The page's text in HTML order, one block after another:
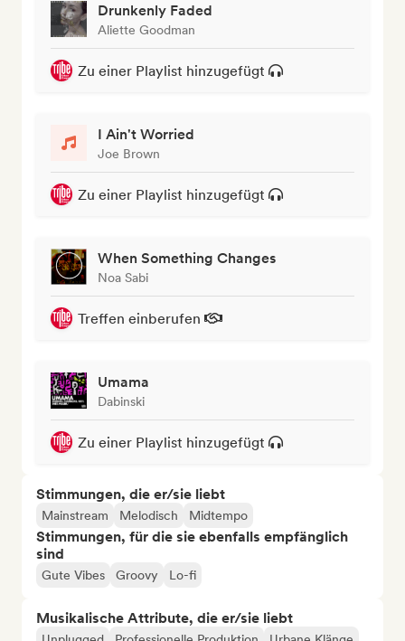
Drunkenly Faded
Aliette Goodman
Zu einer Playlist hinzugefügt
I Ain't Worried
Joe Brown
Zu einer Playlist hinzugefügt
When Something Changes
Noa Sabi
Treffen einberufen
Umama
Dabinski
Zu einer Playlist hinzugefügt
Stimmungen, die er/sie liebt
Mainstream Melodisch Midtempo
Stimmungen, für die sie ebenfalls empfänglich
sind
Gute Vibes Groovy Lo-fi
Musikalische Attribute, die er/sie liebt